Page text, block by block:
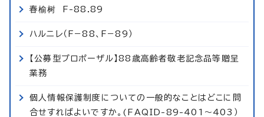
春榆树 F-88.89
ハルニレ（F−88、F−89）
【公募型プロポーザル】88歳高齢者敬老記念品等贈呈
業務
個人情報保護制度についての一般的なことはどこに問
合せすればよいですか。(FAQID-89-401～403）